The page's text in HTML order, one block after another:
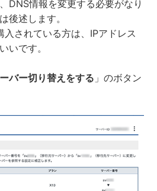
DNS情報を変更する必要がなり
後述します。
されている方は、IPアドレス
いです。
バー切り替えをする 」のボタン